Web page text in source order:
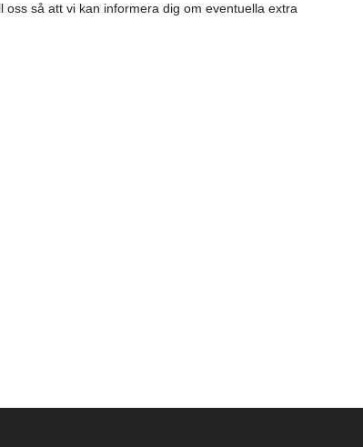
så att vi kan informera dig om eventuella extra